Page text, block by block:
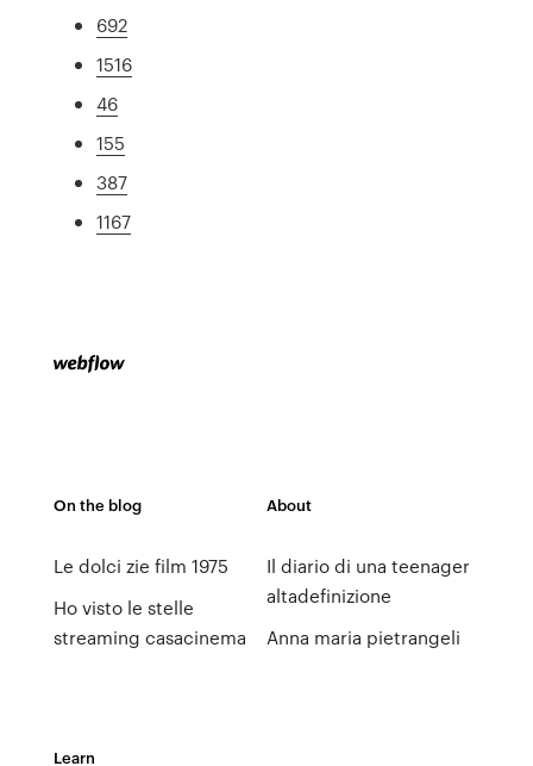
692
1516
46
155
387
1167
On the blog
Le dolci zie film 1975
Ho visto le stelle
streaming casacinema
About
Il diario di una teenager
altadefinizione
Anna maria pietrangeli
Learn